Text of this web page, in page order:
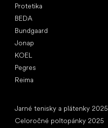
Protetika
BEDA
Bundgaard
Jonap
KOEL
Pegres
Reima
Jarné tenisky a plátenky 2025
Celoročné poltopánky 2025